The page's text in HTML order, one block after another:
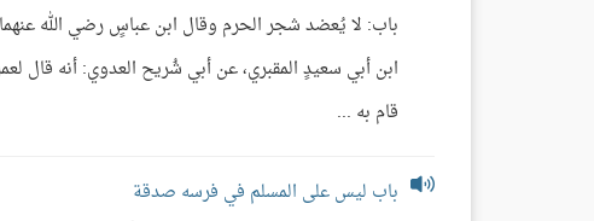
ابن أبي سعيدٍ المقبري، عن أبي شُريح العدوي: أنه قال
قام به ...
باب ليس على المسلم في فرسه صدقة